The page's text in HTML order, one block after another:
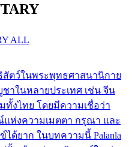
ALL
สัตว์ในพระพุทธศาสนานิกาย
าในหลายประเทศ เช่น จีน
ทั้งไทย โดยมีความเชื่อว่า
ห่งความเมตตา กรุณา และ
ด้ยาก ในบทความนี้ Palanla